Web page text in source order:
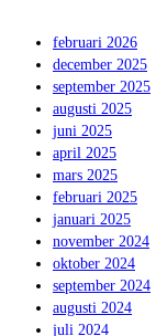
februari 2026
december 2025
september 2025
augusti 2025
juni 2025
april 2025
mars 2025
februari 2025
januari 2025
november 2024
oktober 2024
september 2024
augusti 2024
juli 2024